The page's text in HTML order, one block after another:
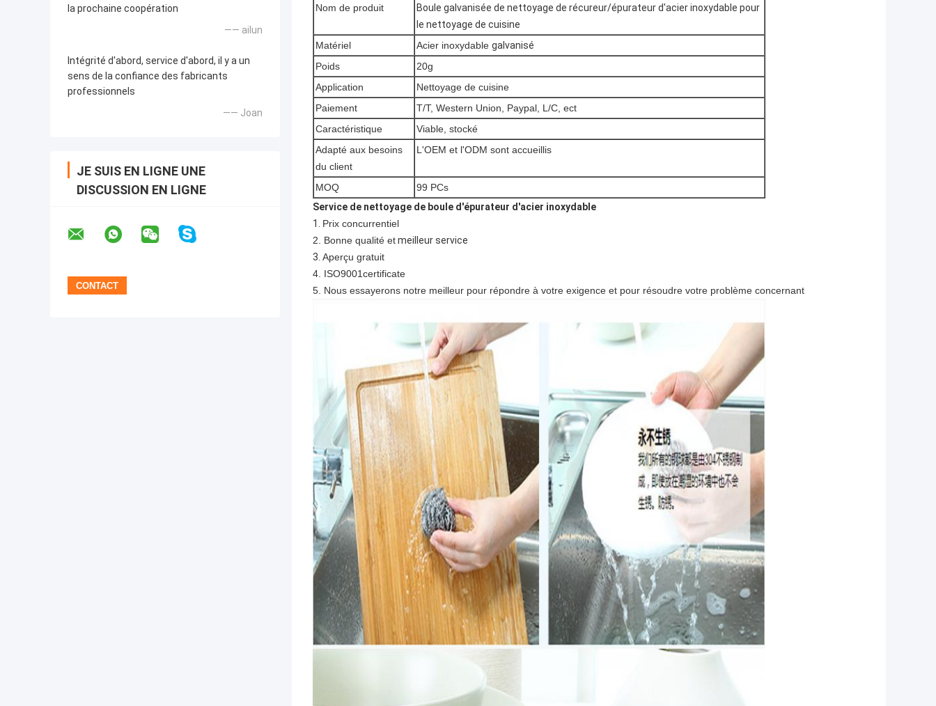
la prochaine coopération
—— ailun
Intégrité d'abord, service d'abord, il y a un
sens de la confiance des fabricants
professionnels
—— Joan
JE SUIS EN LIGNE UNE
DISCUSSION EN LIGNE
Nom de produit
Boule galvanisée de nettoyage de récureur/épurateur d'acier inoxydable pour
le nettoyage de cuisine
Matériel
Acier inoxydable galvanisé
Poids
20g
Application
Nettoyage de cuisine
Paiement
T/T, Western Union, Paypal, L/C, ect
Caractéristique
Viable, stocké
Adapté aux besoins
du client
L'OEM et l'ODM sont accueillis
MOQ
99 PCs
Service de nettoyage de boule d'épurateur d'acier inoxydable
1. Prix concurrentiel
2. Bonne qualité etmeilleur service
3. Aperçu gratuit
4. ISO9001certificate
5. Nous essayerons notre meilleur pour répondre à votre exigence et pour résoudre votre problème concernant